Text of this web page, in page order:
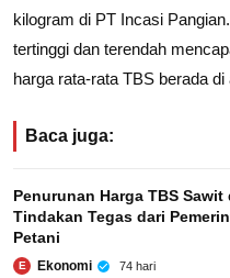
kilogram di PT Incasi
tertinggi dan terendah
harga rata-rata TBS berada
Baca juga:
Penurunan Harga TBS Sawit
Tindakan Tegas dari
Petani
E Ekonomi 74 hari